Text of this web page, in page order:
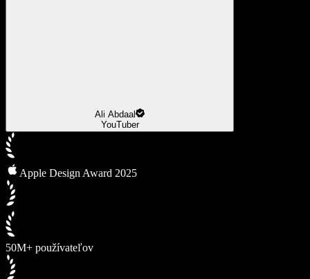
Ali Abdaal
YouTuber
Apple Design Award 2025
50M+ používateľov